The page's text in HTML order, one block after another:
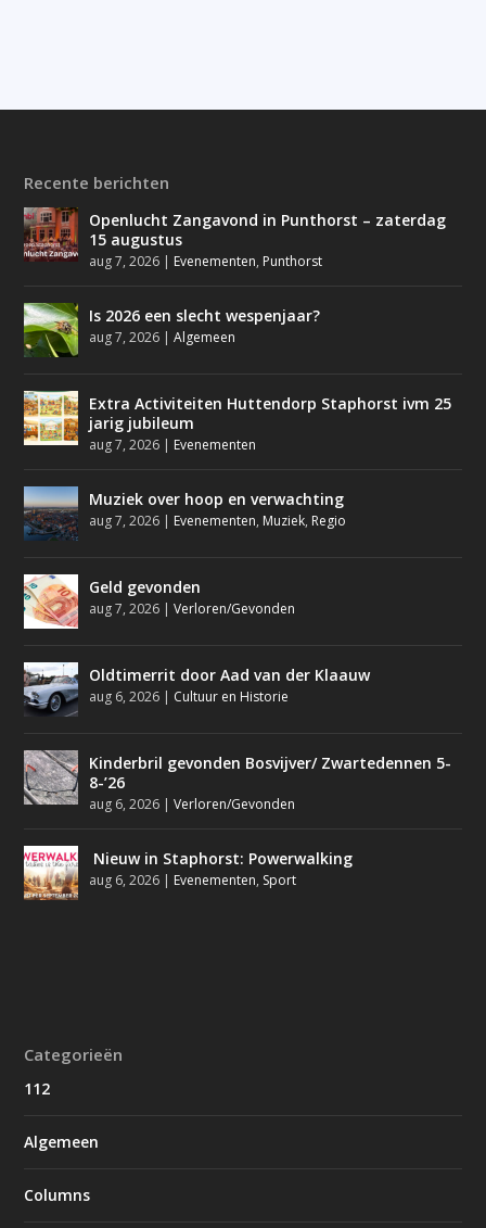
Recente berichten
Openlucht Zangavond in Punthorst – zaterdag
15 augustus
aug 7, 2026 | Evenementen, Punthorst
Is 2026 een slecht wespenjaar?
aug 7, 2026 |Algemeen
Extra Activiteiten Huttendorp Staphorst ivm 25
jarig jubileum
aug 7, 2026 | Evenementen
Muziek over hoop en verwachting
aug 7, 2026 | Evenementen, Muziek, Regio
Geld gevonden
aug 7, 2026 |Verloren/Gevonden
Oldtimerrit door Aad van der Klaauw
aug 6, 2026 | Cultuur en Historie
Kinderbril gevonden Bosvijver/ Zwartedennen 5-
8-’26
aug 6, 2026 |Verloren/Gevonden
Nieuw in Staphorst: Powerwalking
aug 6, 2026 | Evenementen, Sport
Categorieën
112
Algemeen
Columns